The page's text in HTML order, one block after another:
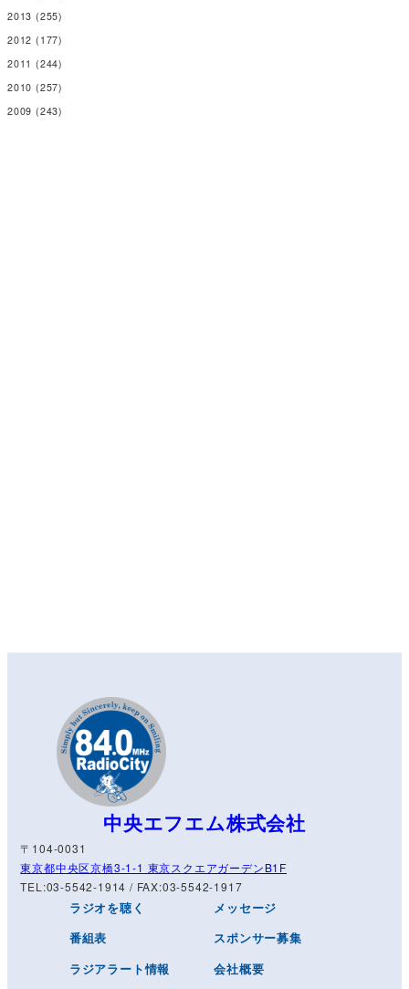
2013 (255)
2012 (177)
2011 (244)
2010 (257)
2009 (243)
中央エフエム株式会社
〒104-0031
東京都中央区京橋3-1-1 東京スクエアガーデンB1F
TEL:03-5542-1914 / FAX:03-5542-1917
ラジオを聴く
番組表
ラジアラート情報
メッセージ
スポンサー募集
会社概要